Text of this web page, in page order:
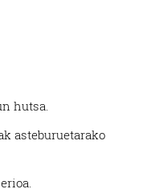
hutsa.
asteburuetarako